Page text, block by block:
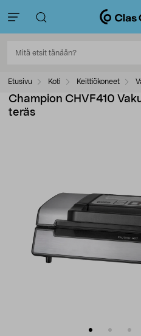
Etusivu Koti Keittiökoneet
Champion CHVF410
teräs